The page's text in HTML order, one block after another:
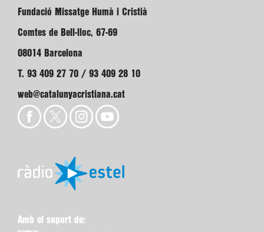
Fundació Missatge Humà i Cristià
Comtes de Bell-lloc, 67-69
08014 Barcelona
T. 93 409 27 70 / 93 409 28 10
web@catalunyacristiana.cat
Amb el suport de: